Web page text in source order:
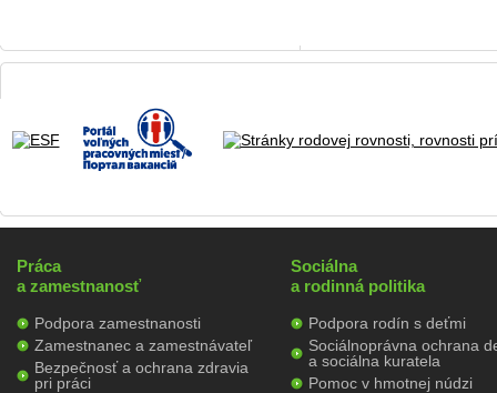
Práca
a zamestnanosť
Podpora zamestnanosti
Zamestnanec a zamestnávateľ
Bezpečnosť a ochrana zdravia
pri práci
Sociálna
a rodinná politika
Podpora rodín s deťmi
Sociálnoprávna ochrana
a sociálna kuratela
Pomoc v hmotnej núdzi